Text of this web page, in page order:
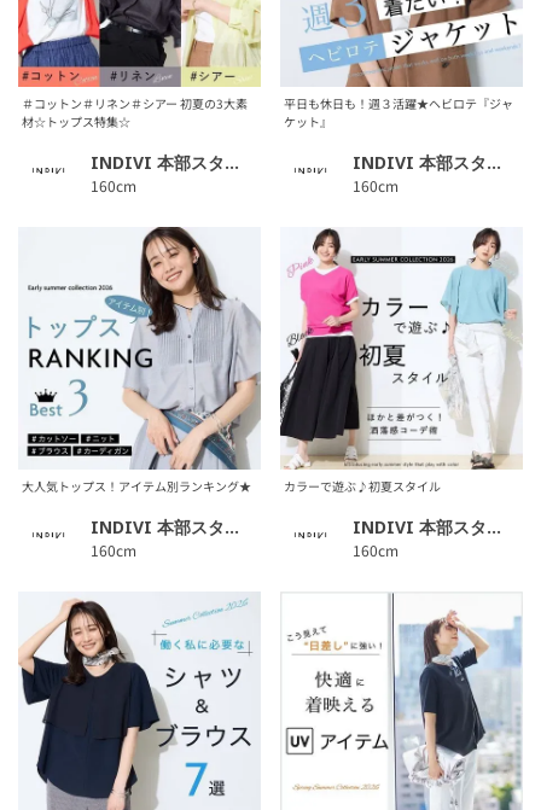
＃コットン＃リネン＃シアー 初夏の3大素
材☆トップス特集☆
INDIVI 本部スタッフ
160cm
平日も休日も！週３活躍★ヘビロテ『ジャ
ケット』
INDIVI 本部スタッフ
160cm
大人気トップス！アイテム別ランキング★
INDIVI 本部スタッフ
160cm
カラーで遊ぶ♪初夏スタイル
INDIVI 本部スタッフ
160cm